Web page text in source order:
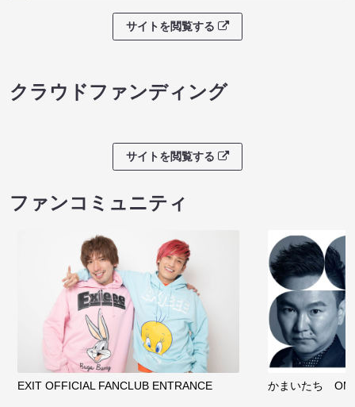
サイトを閲覧する
クラウドファンディング
サイトを閲覧する
ファンコミュニティ
EXIT OFFICIAL FANCLUB ENTRANCE かまいたち